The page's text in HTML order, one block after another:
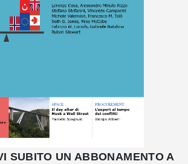
SUBITO UN ABBONAMENTO A